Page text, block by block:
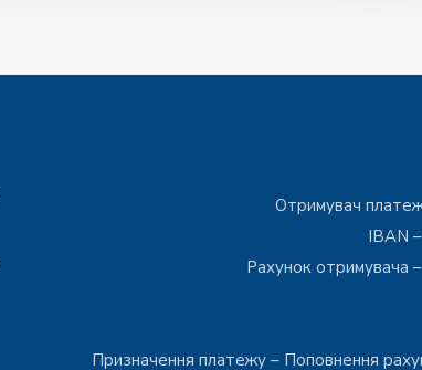
Отримувач
IBAN
Рахунок
Призначення платежу – Поповнення